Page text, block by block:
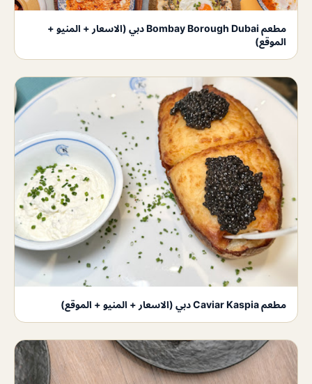
مطعم Bombay Borough Dubai دبي (الاسعار + المنيو +
الموقع)
مطعم Caviar Kaspia دبي (الاسعار + المنيو + الموقع)